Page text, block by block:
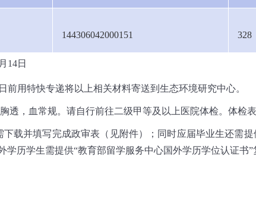
144306042000151 328
14日
前用特快专递将以上相关材料寄送到生态环境研究中心。
透，血常规。请自行前往二级甲等及以上医院体检。体检
下载并填写完成政审表（见附件）；同时应届毕业生还需
学历学生需提供“教育部留学服务中心国外学历学位认证书”